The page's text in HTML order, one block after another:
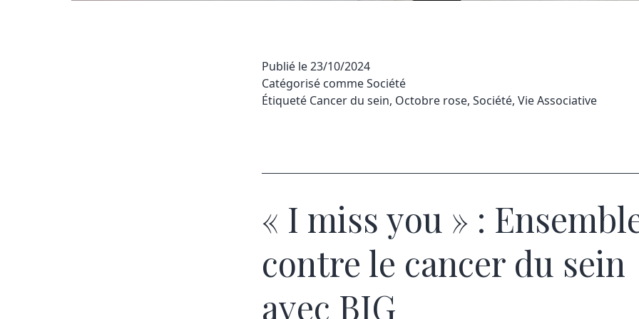
Publié le23/10/2024
Catégorisé commeSociété
Étiqueté Cancer du sein, Octobre rose, Société, Vie Associative
« I miss you » :
contre le cancer du sein
avec BIG